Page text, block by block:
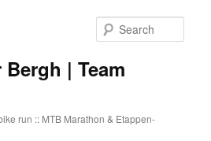
| Team
run :: MTB Marathon & Etappen-